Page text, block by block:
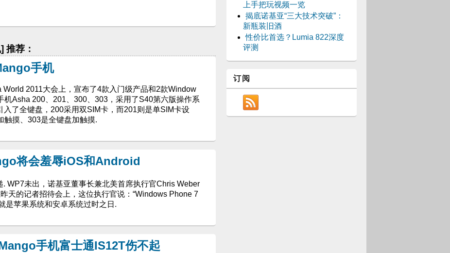
推荐：
手机
2011大会上，宣布了4款入门级产品和2款Window
机Asha 200、201、300、303，采用了S40第六版操作系
入了全键盘，200采用双SIM卡，而201则是单SIM卡设
触摸、303是全键盘加触摸.
将会羞辱iOS和Android
. WP7未出，诺基亚董事长兼北美首席执行官Chris Weber
天的记者招待会上，这位执行官说：“Windows Phone 7
是苹果系统和安卓系统过时之日.
手机富士通IS12T伤不起
上手把玩视频一览
揭底诺基亚“三大技术突破”：
新瓶装旧酒
性价比首选？Lumia 822深度
评测
订阅